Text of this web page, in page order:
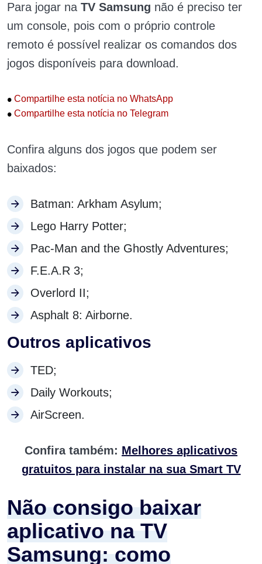
Para jogar na TV Samsung não é preciso ter
um console, pois com o próprio controle
remoto é possível realizar os comandos dos
jogos disponíveis para download.
• Compartilhe esta notícia no WhatsApp
• Compartilhe esta notícia no Telegram
Confira alguns dos jogos que podem ser
baixados:
Batman: Arkham Asylum;
Lego Harry Potter;
Pac-Man and the Ghostly Adventures;
F.E.A.R 3;
Overlord II;
Asphalt 8: Airborne.
Outros aplicativos
TED;
Daily Workouts;
AirScreen.
Confira também: Melhores aplicativos
gratuitos para instalar na sua Smart TV
Não consigo baixar
aplicativo na TV
Samsung: como